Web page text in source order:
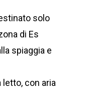
solo
di Es
spiaggia e
letto, con aria